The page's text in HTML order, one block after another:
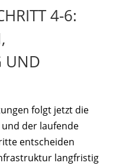
4-6:
UND
folgt jetzt die
der laufende
entscheiden
langfristig